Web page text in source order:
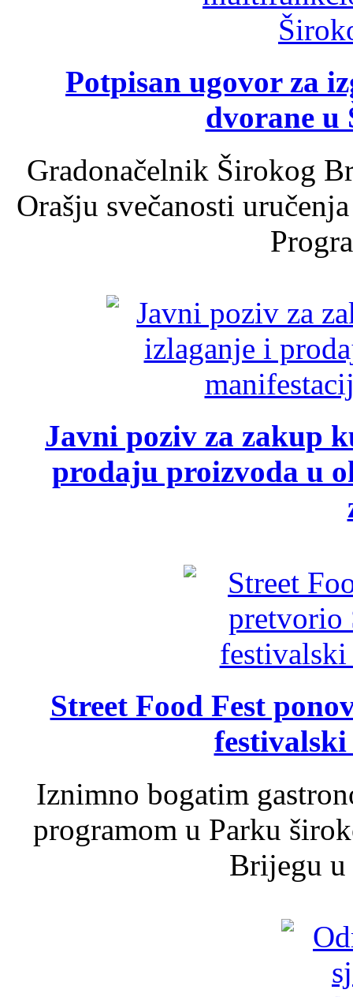
Potpisan ugovor za
dvorane u
Gradonačelnik Širokog
Orašju svečanosti
Javni poziv za zakup
prodaju proizvoda u
Street Food Fest
Iznimno bogatim
programom u Parku
Brijegu u